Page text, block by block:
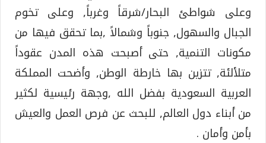
وعلى شواطئ البحار/شرقاً وغرباً, وعلى تخوم
الجبال والسهول, جنوباً وشمالاً ,بما تحقق فيها من
مكونات التنمية, حتى أصبحت هذه المدن عقوداً
متلألئة, تتزين بها خارطة الوطن, وأضحت المملكة
العربية السعودية بفضل الله ,وجهة رئيسية لكثير
من أبناء دول العالم, للبحث عن فرص العمل والعيش
بأمن وأمان .